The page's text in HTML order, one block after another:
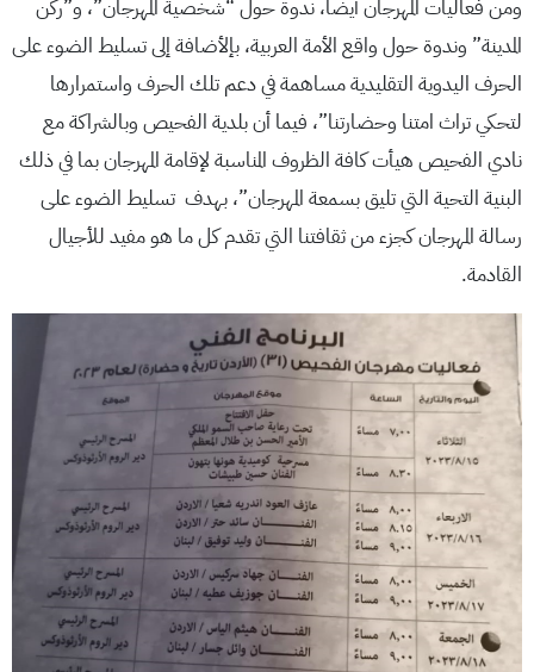
ومن فعاليات المهرجان أيضاً، ندوة حول “شخصية المهرجان”، و”ركن
المدينة” وندوة حول واقع الأمة العربية، بإلأضافة إلى تسليط الضوء على
الحرف اليدوية التقليدية مساهمة في دعم تلك الحرف واستمرارها
لتحكي تراث امتنا وحضارتنا”، فيما أن بلدية الفحيص وبالشراكة مع
نادي الفحيص هيأت كافة الظروف المناسبة لإقامة المهرجان بما في ذلك
البنية التحية التي تليق بسمعة المهرجان”، بهدف تسليط الضوء على
رسالة المهرجان كجزء من ثقافتنا التي تقدم كل ما هو مفيد للأجيال
القادمة.